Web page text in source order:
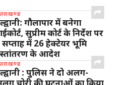
गौलापार में बनेगा
सुप्रीम कोर्ट के निर्देश पर
सप्ताह में 26 हेक्टेयर भूमि
के आदेश
: पुलिस ने दो अलग-